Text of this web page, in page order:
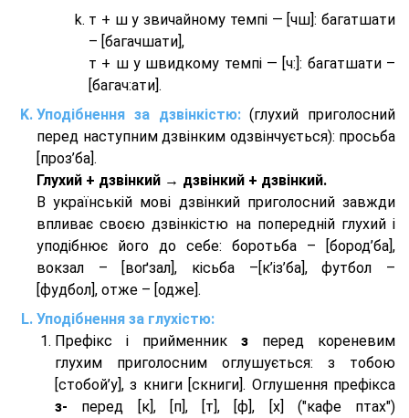
т + ш у звичайному темпі — [чш]: багатшати
– [багачшати],
т + ш у швидкому темпі — [ч:]: багатшати –
[багач:ати].
Уподібнення за дзвінкістю:(глухий приголосний
перед наступним дзвінким одзвінчується): просьба
[проз’ба].
Глухий + дзвінкий → дзвінкий + дзвінкий.
В українській мові дзвінкий приголосний завжди
впливає своєю дзвінкістю на попередній глухий і
уподібнює його до себе: боротьба – [бород’ба],
вокзал – [воґзал], кісьба –[к’із’ба], футбол –
[фудбол], отже – [одже].
Уподібнення за глухістю:
Префікс і прийменник з перед кореневим
глухим приголосним оглушується: з тобою
[стобой’у], з книги [скниги]. Оглушення префікса
з- перед [к], [п], [т], [ф], [х] ("кафе птах")